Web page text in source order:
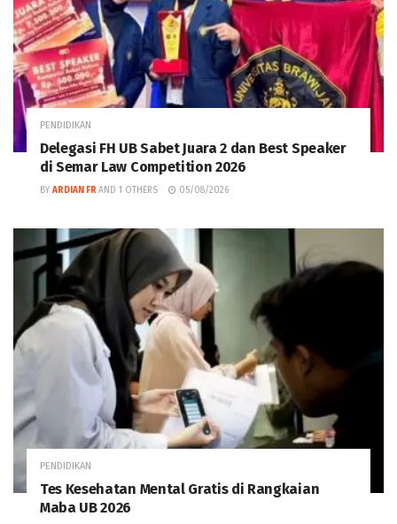
PENDIDIKAN
Delegasi FH UB Sabet Juara 2 dan Best Speaker
di Semar Law Competition 2026
BY ARDIAN FR AND 1 OTHERS 05/08/2026
PENDIDIKAN
Tes Kesehatan Mental Gratis di Rangkaian
Maba UB 2026